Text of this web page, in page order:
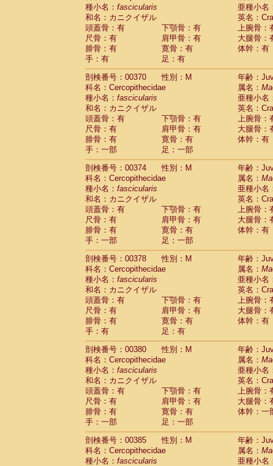
種小名： fascicularis
亜種小名
和名：カニクイザル
英名：
頭蓋骨：有
下顎骨：有
上腕骨：
尺骨：有
肩甲骨：有
大腿骨：
腓骨：有
寛骨：有
体幹：有
手：有
足：有
剖検番号：00370
性別：M
年齢：
科名：Cercopithecidae
属名：
種小名： fascicularis
亜種小名
和名：カニクイザル
英名：
頭蓋骨：有
下顎骨：有
上腕骨：
尺骨：有
肩甲骨：有
大腿骨：
腓骨：有
寛骨：有
体幹：有
手：一部
足：一部
剖検番号：00374
性別：M
年齢：
科名：Cercopithecidae
属名：
種小名： fascicularis
亜種小名
和名：カニクイザル
英名：
頭蓋骨：有
下顎骨：有
上腕骨：
尺骨：有
肩甲骨：有
大腿骨：
腓骨：有
寛骨：有
体幹：有
手：一部
足：一部
剖検番号：00378
性別：M
年齢：
科名：Cercopithecidae
属名：
種小名： fascicularis
亜種小名
和名：カニクイザル
英名：
頭蓋骨：有
下顎骨：有
上腕骨：
尺骨：有
肩甲骨：有
大腿骨：
腓骨：有
寛骨：有
体幹：有
手：有
足：有
剖検番号：00380
性別：M
年齢：
科名：Cercopithecidae
属名：
種小名： fascicularis
亜種小名
和名：カニクイザル
英名：
頭蓋骨：有
下顎骨：有
上腕骨：
尺骨：有
肩甲骨：有
大腿骨：
腓骨：有
寛骨：有
体幹：一
手：一部
足：一部
剖検番号：00385
性別：M
年齢：
科名：Cercopithecidae
属名：
種小名： fascicularis
亜種小名